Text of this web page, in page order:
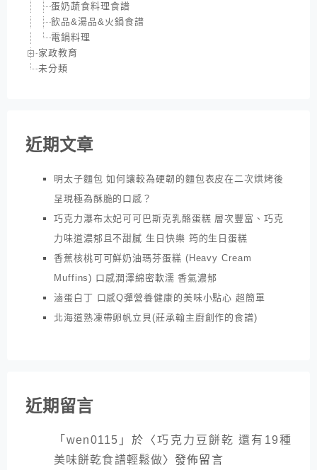
蛋奶蔬食料理食譜
飲品&湯品&火鍋食譜
電鍋料理
家政教育
未分類
近期文章
明太子麵包 如何讓較為硬韌的麵包表皮在二次烘烤後
呈現極為酥脆的口感？
巧克力瀑布太妃可可巴斯克乳酪蛋糕 層次豐富、巧克
力味道濃郁且不甜膩 生日快樂 筠的生日蛋糕
香蕉核桃可可鮮奶油瑪芬蛋糕 (Heavy Cream
Muffins) 口感潤澤綿密軟濡 香氣濃郁
滷蛋白丁 口感Q彈營養健康的美味小點心 超簡單
北海道熟凍帶卵帆立貝(莊承翰主廚創作的食譜)
近期留言
「wen0115 」於〈巧克力豆餅乾 還有19種
美味餅乾食譜輕鬆做〉發佈留言